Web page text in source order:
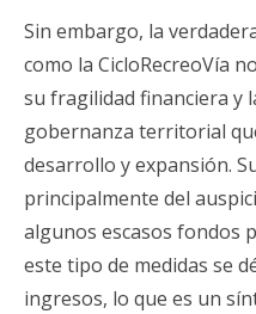
Sin embargo, la
como la CicloRecreoVía
su fragilidad financiera y
gobernanza territorial
desarrollo y expansión.
principalmente del
algunos escasos fondos
este tipo de medidas se
ingresos, lo que es un